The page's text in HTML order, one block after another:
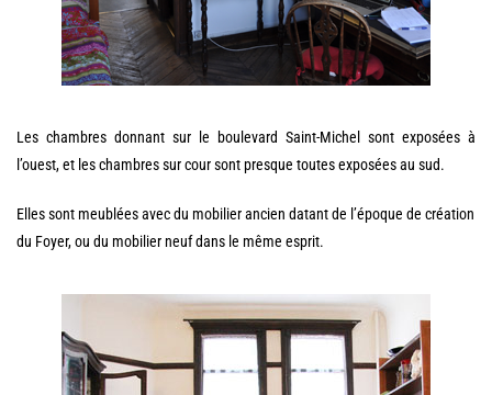
Les chambres donnant sur le boulevard Saint-Michel sont exposées à
l’ouest, et les chambres sur cour sont presque toutes exposées au sud.
Elles sont meublées avec du mobilier ancien datant de l’époque de création
du Foyer, ou du mobilier neuf dans le même esprit.